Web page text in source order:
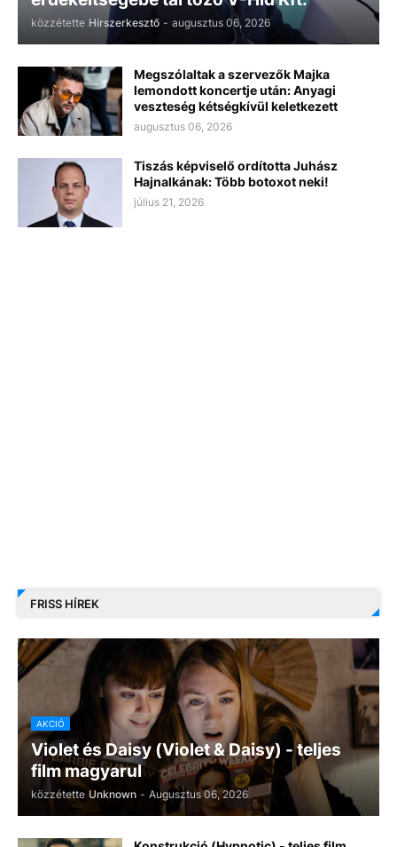
közzétette Hírszerkesztő - augusztus 06, 2026
Megszólaltak a szervezők Majka
lemondott koncertje után: Anyagi
veszteség kétségkívül keletkezett
augusztus 06, 2026
Tiszás képviselő ordította Juhász
Hajnalkának: Több botoxot neki!
július 21, 2026
FRISS HÍREK
AKCIÓ
Violet és Daisy (Violet & Daisy) - teljes
film magyarul
közzétette Unknown - Augusztus 06, 2026